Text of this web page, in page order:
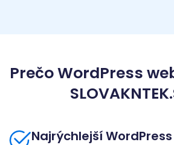
Prečo WordPress
Najrýchlejší